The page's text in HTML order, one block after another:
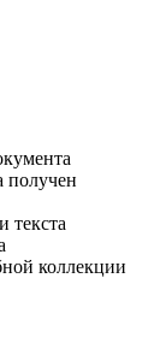
получен
текста
коллекции